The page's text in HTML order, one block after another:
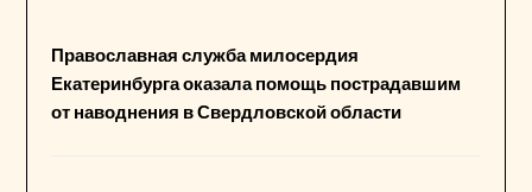
Православная служба милосердия
Екатеринбурга оказала помощь пострадавшим
от наводнения в Свердловской области